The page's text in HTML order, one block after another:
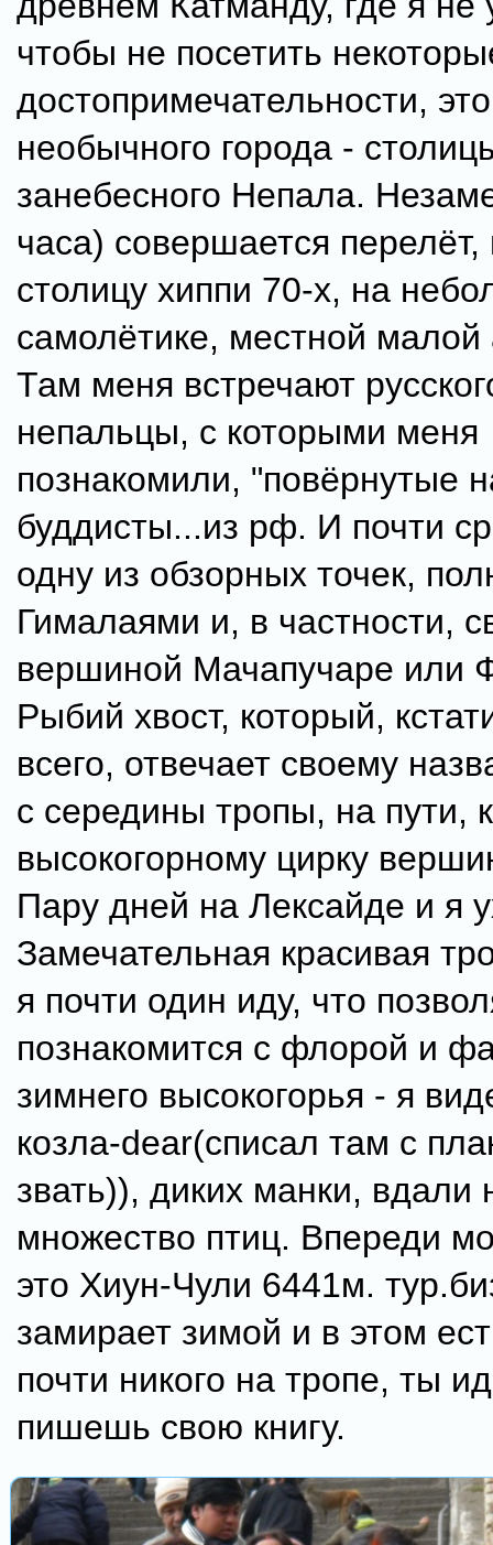
чтобы не посетить
достопримечательности,
необычного города -
занебесного Непала.
часа) совершается
столицу хиппи 70-х, на
самолётике, местной малой
Там меня встречают
непальцы, с которыми меня
познакомили, "повёрнутые
буддисты...из рф. И почти
одну из обзорных точек,
Гималаями и, в частности,
вершиной Мачапучаре или
Рыбий хвост, который,
всего, отвечает своему
с середины тропы, на пути, к
высокогорному цирку
Пару дней на Лексайде и я
Замечательная красивая
я почти один иду, что
познакомится с флорой и
зимнего высокогорья - я
козла-dear(списал там с
звать)), диких манки, вдали
множество птиц. Впереди
это Хиун-Чули 6441м.
замирает зимой и в этом
почти никого на тропе, ты
пишешь свою книгу.